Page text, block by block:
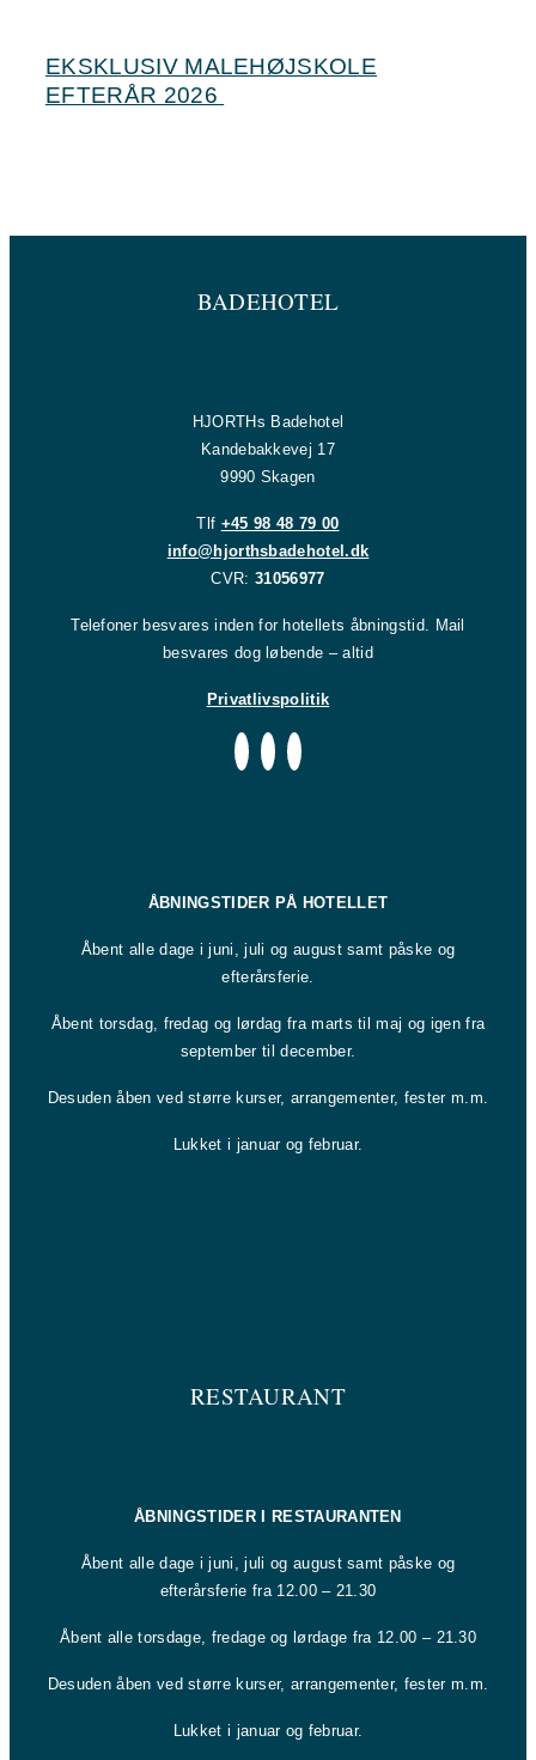
EKSKLUSIV MALEHØJSKOLE
EFTERÅR 2026
BADEHOTEL
HJORTHs Badehotel
Kandebakkevej 17
9990 Skagen
Tlf +45 98 48 79 00
info@hjorthsbadehotel.dk
CVR:31056977
Telefoner besvares inden for hotellets åbningstid. Mail
besvares dog løbende – altid
Privatlivspolitik
ÅBNINGSTIDER PÅ HOTELLET
Åbent alle dage i juni, juli og august samt påske og
efterårsferie.
Åbent torsdag, fredag og lørdag fra marts til maj og igen fra
september til december.
Desuden åben ved større kurser, arrangementer, fester m.m.
Lukket i januar og februar.
RESTAURANT
ÅBNINGSTIDER I RESTAURANTEN
Åbent alle dage i juni, juli og august samt påske og
efterårsferie fra 12.00 – 21.30
Åbent alle torsdage, fredage og lørdage fra 12.00 – 21.30
Desuden åben ved større kurser, arrangementer, fester m.m.
Lukket i januar og februar.